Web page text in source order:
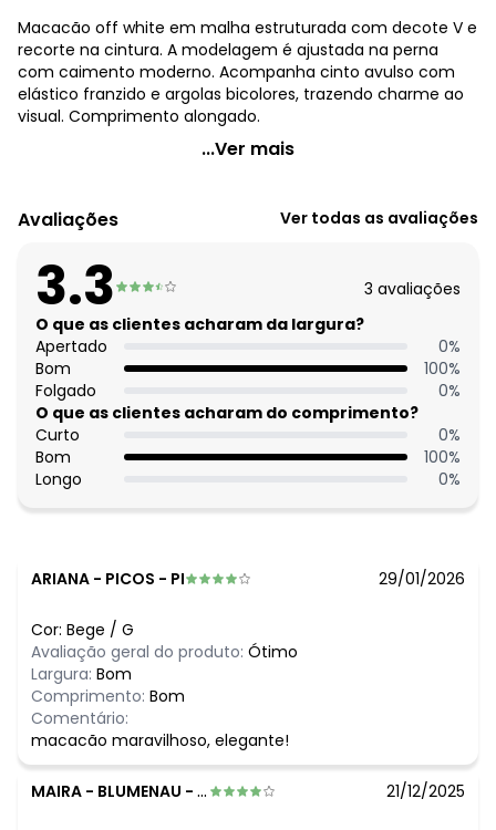
Macacão off white em malha estruturada com decote V e
recorte na cintura. A modelagem é ajustada na perna
com caimento moderno. Acompanha cinto avulso com
elástico franzido e argolas bicolores, trazendo charme ao
visual. Comprimento alongado.
Quintess - Macacão Off White em Malha Estruturada
Comprimento: Alongado
Cinto: No mesmo tecido
...Ver mais
Avaliações Ver todas as avaliações
3.3 3 avaliações
O que as clientes acharam da largura?
Apertado
0%
Bom
100%
Folgado
0%
O que as clientes acharam do comprimento?
Curto
0%
Bom
100%
Longo
0%
ARIANA - PICOS - PI 29/01/2026
Cor: Bege / G
Avaliação geral do produto: Ótimo
Largura: Bom
Comprimento: Bom
Comentário:
macacão maravilhoso, elegante!
MAIRA - BLUMENAU - SC 21/12/2025